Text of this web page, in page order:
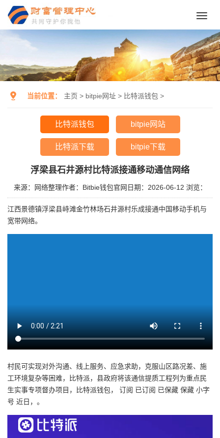
当前位置： 主页 > bitpie网址 > 比特派钱包 >
比特派钱包 bitpie网站
比特派下载 bitpie下载
浮梁县石井源村比特派接通移动通信网络
来源：网络整理作者：Bitbie钱包官网 日期：2026-06-12 浏览：
江西景德镇浮梁县峙滩金竹林场石井源村乐成接通中国移动手机与
宽带网络。
村民可实现对外沟通、线上服务、应急求助，克服山区路况差、施
工环境复杂等困难，比特派，县政府将该通信提质工程列为重点民
生实事专项督办项目，比特派钱包， 订阅 已订阅 已保藏 保藏 小字
号 近日，。